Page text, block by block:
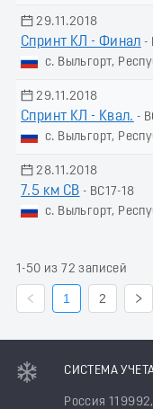
29.11.2018
Спринт КЛ - Финал -
с. Выльгорт,
29.11.2018
Спринт КЛ - Квал. -
с. Выльгорт,
28.11.2018
7.5 км СВ - ВС17-18
с. Выльгорт,
1-50 из 72 записей
1 2
СИСТЕМА
Россия